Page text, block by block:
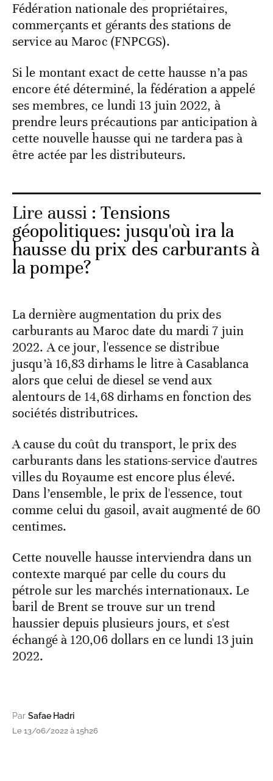
Fédération nationale des propriétaires,
commerçants et gérants des stations de
service au Maroc (FNPCGS).
Si le montant exact de cette hausse n’a pas
encore été déterminé, la fédération a appelé
ses membres, ce lundi 13 juin 2022, à
prendre leurs précautions par anticipation à
cette nouvelle hausse qui ne tardera pas à
être actée par les distributeurs.
Lire aussi :Tensions
géopolitiques: jusqu'où ira la
hausse du prix des carburants à
la pompe?
La dernière augmentation du prix des
carburants au Maroc date du mardi 7 juin
2022. A ce jour, l'essence se distribue
jusqu’à 16,83 dirhams le litre à Casablanca
alors que celui de diesel se vend aux
alentours de 14,68 dirhams en fonction des
sociétés distributrices.
A cause du coût du transport, le prix des
carburants dans les stations-service d'autres
villes du Royaume est encore plus élevé.
Dans l’ensemble, le prix de l'essence, tout
comme celui du gasoil, avait augmenté de 60
centimes.
Cette nouvelle hausse interviendra dans un
contexte marqué par celle du cours du
pétrole sur les marchés internationaux. Le
baril de Brent se trouve sur un trend
haussier depuis plusieurs jours, et s'est
échangé à 120,06 dollars en ce lundi 13 juin
2022.
Par Safae Hadri
Le 13/06/2022 à 15h26